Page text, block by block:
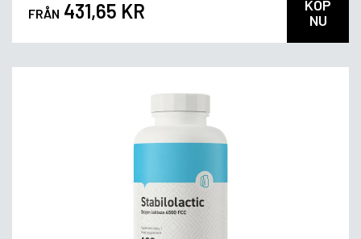
FRÅN 431,65 KR
KÖP
NU